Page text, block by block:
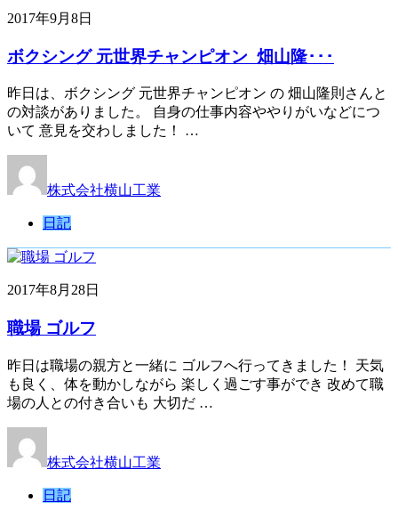
2017年9月8日
ボクシング 元世界チャンピオン 畑山隆･･･
昨日は、ボクシング 元世界チャンピオン の 畑山隆則さんと
の対談がありました。 自身の仕事内容ややりがいなどにつ
いて 意見を交わしました！ …
株式会社横山工業
日記
2017年8月28日
職場 ゴルフ
昨日は職場の親方と一緒に ゴルフへ行ってきました！ 天気
も良く、体を動かしながら 楽しく過ごす事ができ 改めて職
場の人との付き合いも 大切だ …
株式会社横山工業
日記